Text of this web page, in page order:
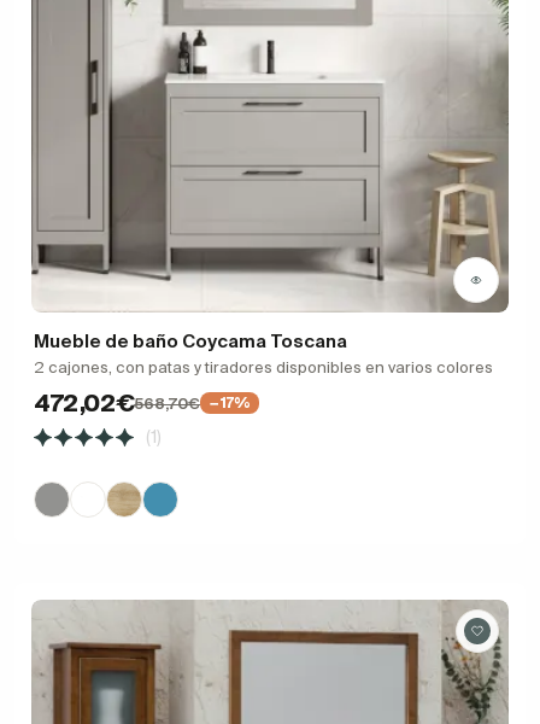
Mueble de baño Coycama Toscana
2 cajones, con patas y tiradores disponibles en varios colores
472,02€568,70€ −17%
(1)